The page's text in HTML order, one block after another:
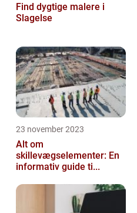
Find dygtige malere i
Slagelse
23 november 2023
Alt om
skillevægselementer: En
informativ guide ti...